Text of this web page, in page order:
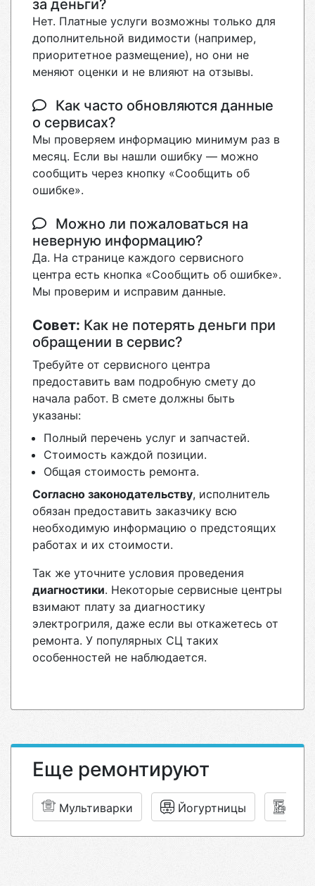
за деньги?
Нет. Платные услуги возможны только для
дополнительной видимости (например,
приоритетное размещение), но они не
меняют оценки и не влияют на отзывы.
Как часто обновляются данные
о сервисах?
Мы проверяем информацию минимум раз в
месяц. Если вы нашли ошибку — можно
сообщить через кнопку «Сообщить об
ошибке».
Можно ли пожаловаться на
неверную информацию?
Да. На странице каждого сервисного
центра есть кнопка «Сообщить об ошибке».
Мы проверим и исправим данные.
Совет: Как не потерять деньги при
обращении в сервис?
Требуйте от сервисного центра
предоставить вам подробную смету до
начала работ. В смете должны быть
указаны:
Полный перечень услуг и запчастей.
Стоимость каждой позиции.
Общая стоимость ремонта.
Согласно законодательству, исполнитель
обязан предоставить заказчику всю
необходимую информацию о предстоящих
работах и их стоимости.
Так же уточните условия проведения
диагностики. Некоторые сервисные центры
взимают плату за диагностику
электрогриля, даже если вы откажетесь от
ремонта. У популярных СЦ таких
особенностей не наблюдается.
Еще ремонтируют
Мультиварки Йогуртницы